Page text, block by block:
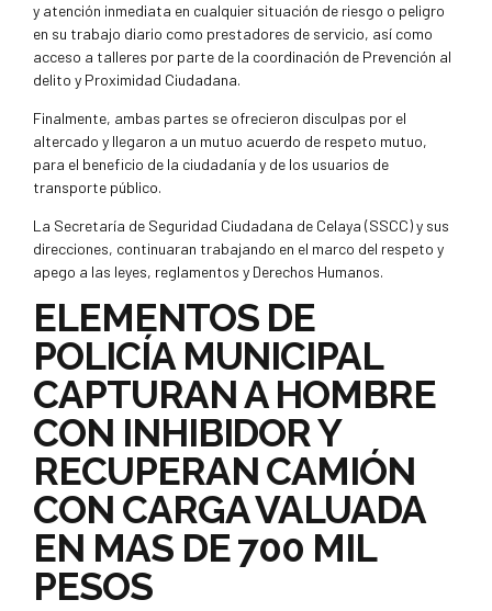
y atención inmediata en cualquier situación de riesgo o peligro
en su trabajo diario como prestadores de servicio, así como
acceso a talleres por parte de la coordinación de Prevención al
delito y Proximidad Ciudadana.
Finalmente, ambas partes se ofrecieron disculpas por el
altercado y llegaron a un mutuo acuerdo de respeto mutuo,
para el beneficio de la ciudadanía y de los usuarios de
transporte público.
La Secretaría de Seguridad Ciudadana de Celaya (SSCC) y sus
direcciones, continuaran trabajando en el marco del respeto y
apego a las leyes, reglamentos y Derechos Humanos.
ELEMENTOS DE
POLICÍA MUNICIPAL
CAPTURAN A HOMBRE
CON INHIBIDOR Y
RECUPERAN CAMIÓN
CON CARGA VALUADA
EN MAS DE 700 MIL
PESOS